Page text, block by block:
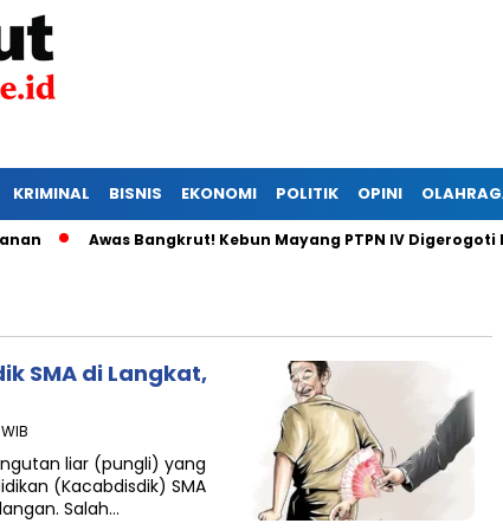
KRIMINAL BISNIS EKONOMI POLITIK OPINI
Awas Bangkrut! Kebun Mayang PTPN IV Digerogoti
SMA di Langkat,
liar (pungli) yang
(Kacabdisdik) SMA
Salah…